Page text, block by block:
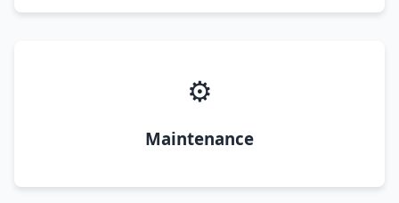
⚙️
Maintenance